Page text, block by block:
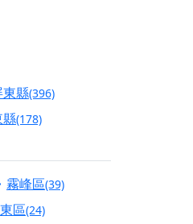
祈福納祥、慎
也是為家人祈
累積福德、種
東縣(396)
縣(178)
霧峰區(39)
東區(24)